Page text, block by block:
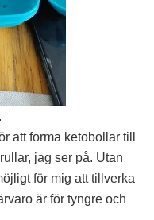
att forma ketobollar till
jag ser på. Utan
för mig att tillverka
är för tyngre och